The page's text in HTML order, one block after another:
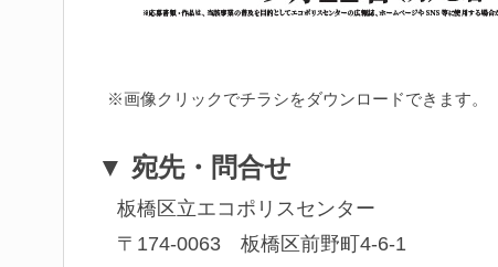
※画像クリックでチラシをダウンロードできます。
▼ 宛先・問合せ
板橋区立エコポリスセンター
〒174-0063 板橋区前野町4-6-1